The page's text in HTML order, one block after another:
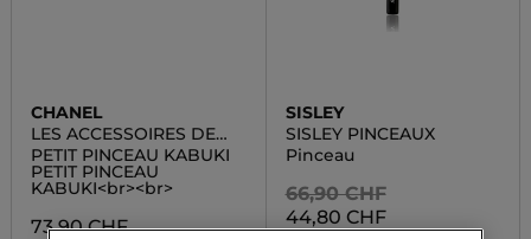
CHANEL
LES ACCESSOIRES DE
CHANEL
PETIT PINCEAU KABUKI
PETIT PINCEAU
KABUKI<br><br>
73,90 CHF
SISLEY
SISLEY PINCEAUX
Pinceau
66,90 CHF
44,80 CHF